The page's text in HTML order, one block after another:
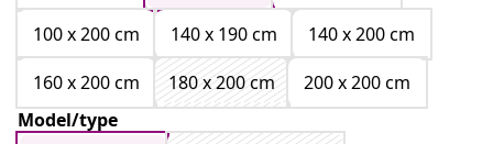
100 x 200 cm
140 x 190 cm
140 x 200 cm
160 x 200 cm
180 x 200 cm
200 x 200 cm
Model/type